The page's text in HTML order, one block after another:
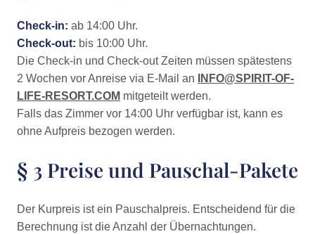
Check-in: ab 14:00 Uhr.
Check-out: bis 10:00 Uhr.
Die Check-in und Check-out Zeiten müssen spätestens
2 Wochen vor Anreise via E-Mail an
INFO@SPIRIT-OF-
LIFE-RESORT.COM mitgeteilt werden.
Falls das Zimmer vor 14:00 Uhr verfügbar ist, kann es
ohne Aufpreis bezogen werden.
§ 3 Preise und Pauschal-Pakete
Der Kurpreis ist ein Pauschalpreis. Entscheidend für die
Berechnung ist die Anzahl der Übernachtungen.